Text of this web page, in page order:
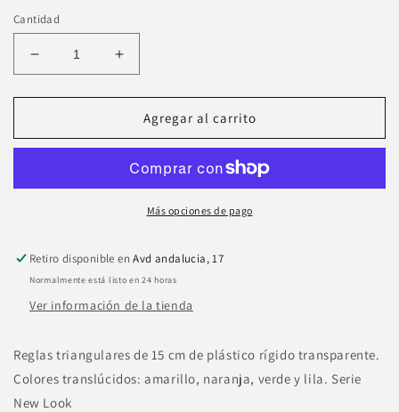
Cantidad
Reducir
cantidad
para
triangulares
Aumentar
cantidad
para
Reglas
triangulares
Agregar al carrito
Más opciones de pago
Retiro disponible enAvd andalucia, 17
Normalmente está listo en 24 horas
Ver información de la tienda
Reglas triangulares de 15 cm de plástico rígido transparente.
Colores translúcidos: amarillo, naranja, verde y lila. Serie
New Look